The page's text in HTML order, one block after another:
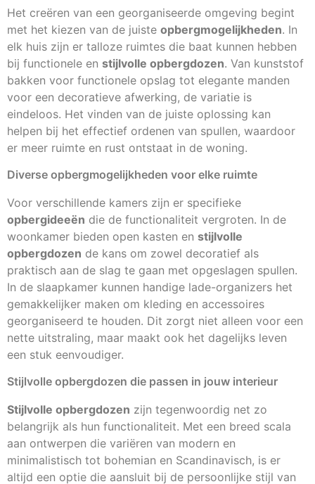
Het creëren van een georganiseerde omgeving begint
met het kiezen van de juiste opbergmogelijkheden. In
elk huis zijn er talloze ruimtes die baat kunnen hebben
bij functionele en stijlvolle opbergdozen. Van kunststof
bakken voor functionele opslag tot elegante manden
voor een decoratieve afwerking, de variatie is
eindeloos. Het vinden van de juiste oplossing kan
helpen bij het effectief ordenen van spullen, waardoor
er meer ruimte en rust ontstaat in de woning.
Diverse opbergmogelijkheden voor elke ruimte
Voor verschillende kamers zijn er specifieke
opbergideeën die de functionaliteit vergroten. In de
woonkamer bieden open kasten en stijlvolle
opbergdozen de kans om zowel decoratief als
praktisch aan de slag te gaan met opgeslagen spullen.
In de slaapkamer kunnen handige lade-organizers het
gemakkelijker maken om kleding en accessoires
georganiseerd te houden. Dit zorgt niet alleen voor een
nette uitstraling, maar maakt ook het dagelijks leven
een stuk eenvoudiger.
Stijlvolle opbergdozen die passen in jouw interieur
Stijlvolle opbergdozen zijn tegenwoordig net zo
belangrijk als hun functionaliteit. Met een breed scala
aan ontwerpen die variëren van modern en
minimalistisch tot bohemian en Scandinavisch, is er
altijd een optie die aansluit bij de persoonlijke stijl van